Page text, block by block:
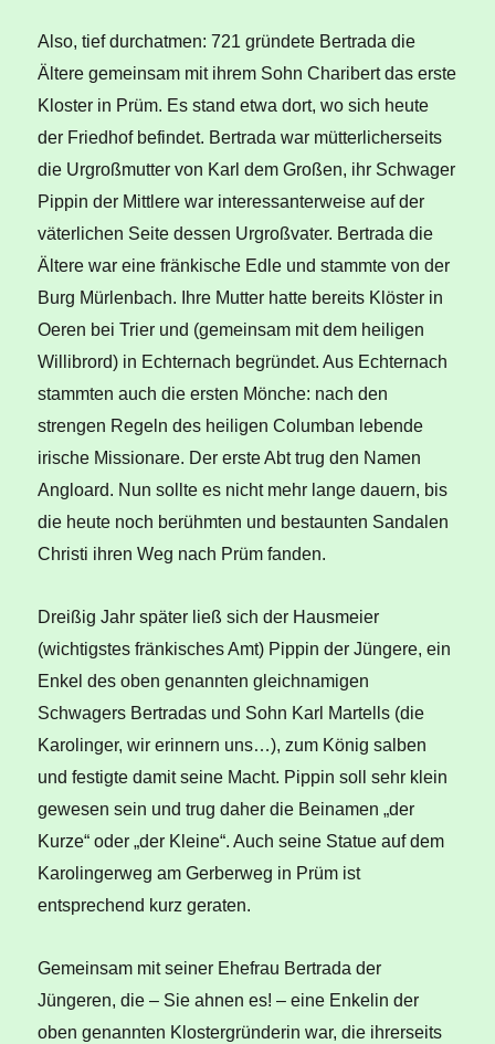
Also, tief durchatmen: 721 gründete Bertrada die
Ältere gemeinsam mit ihrem Sohn Charibert das erste
Kloster in Prüm. Es stand etwa dort, wo sich heute
der Friedhof befindet. Bertrada war mütterlicherseits
die Urgroßmutter von Karl dem Großen, ihr Schwager
Pippin der Mittlere war interessanterweise auf der
väterlichen Seite dessen Urgroßvater. Bertrada die
Ältere war eine fränkische Edle und stammte von der
Burg Mürlenbach. Ihre Mutter hatte bereits Klöster in
Oeren bei Trier und (gemeinsam mit dem heiligen
Willibrord) in Echternach begründet. Aus Echternach
stammten auch die ersten Mönche: nach den
strengen Regeln des heiligen Columban lebende
irische Missionare. Der erste Abt trug den Namen
Angloard. Nun sollte es nicht mehr lange dauern, bis
die heute noch berühmten und bestaunten Sandalen
Christi ihren Weg nach Prüm fanden.
Dreißig Jahr später ließ sich der Hausmeier
(wichtigstes fränkisches Amt) Pippin der Jüngere, ein
Enkel des oben genannten gleichnamigen
Schwagers Bertradas und Sohn Karl Martells (die
Karolinger, wir erinnern uns…), zum König salben
und festigte damit seine Macht. Pippin soll sehr klein
gewesen sein und trug daher die Beinamen „der
Kurze“ oder „der Kleine“. Auch seine Statue auf dem
Karolingerweg am Gerberweg in Prüm ist
entsprechend kurz geraten.
Gemeinsam mit seiner Ehefrau Bertrada der
Jüngeren, die – Sie ahnen es! – eine Enkelin der
oben genannten Klostergründerin war, die ihrerseits